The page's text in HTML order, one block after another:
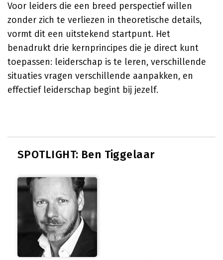
Voor leiders die een breed perspectief willen
zonder zich te verliezen in theoretische details,
vormt dit een uitstekend startpunt. Het
benadrukt drie kernprincipes die je direct kunt
toepassen: leiderschap is te leren, verschillende
situaties vragen verschillende aanpakken, en
effectief leiderschap begint bij jezelf.
SPOTLIGHT: Ben Tiggelaar